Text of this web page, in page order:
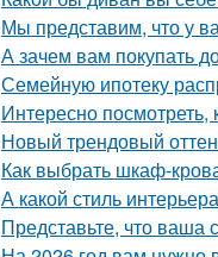
Мы представим, что у
А зачем вам покупать
Семейную ипотеку
Интересно
Новый трендовый
Как выбрать шкаф-
А какой стиль
Представьте, что ваша